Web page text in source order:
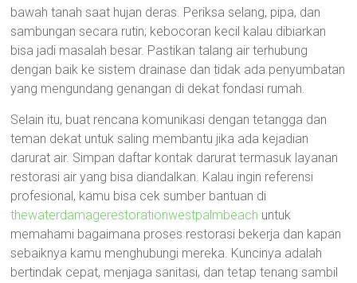
bawah tanah saat hujan deras. Periksa selang, pipa, dan
sambungan secara rutin; kebocoran kecil kalau dibiarkan
bisa jadi masalah besar. Pastikan talang air terhubung
dengan baik ke sistem drainase dan tidak ada penyumbatan
yang mengundang genangan di dekat fondasi rumah.
Selain itu, buat rencana komunikasi dengan tetangga dan
teman dekat untuk saling membantu jika ada kejadian
darurat air. Simpan daftar kontak darurat termasuk layanan
restorasi air yang bisa diandalkan. Kalau ingin referensi
profesional, kamu bisa cek sumber bantuan di
thewaterdamagerestorationwestpalmbeach untuk
memahami bagaimana proses restorasi bekerja dan kapan
sebaiknya kamu menghubungi mereka. Kuncinya adalah
bertindak cepat, menjaga sanitasi, dan tetap tenang sambil